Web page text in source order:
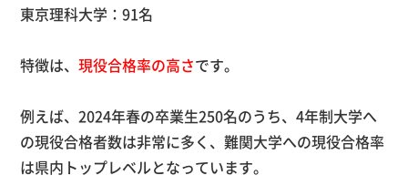
東京理科大学：91名
特徴は、現役合格率の高さです。
例えば、2024年春の卒業生250名のうち、4年制大学へ
の現役合格者数は非常に多く、難関大学への現役合格率
は県内トップレベルとなっています。